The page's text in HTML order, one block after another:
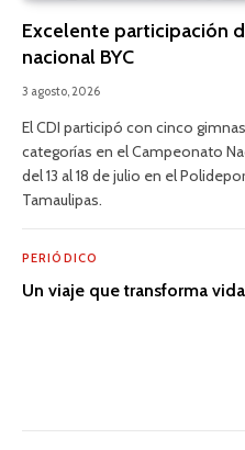
Excelente participación
nacional BYC
3 agosto, 2026
El CDI participó con cinco
categorías en el Campeonato
del 13 al 18 de julio en el
Tamaulipas.
PERIÓDICO
Un viaje que transforma